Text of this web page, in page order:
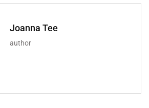
Joanna Tee
author